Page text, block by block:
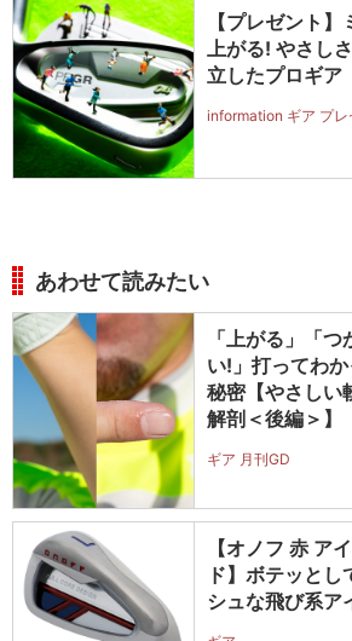
【プレゼント
上がる! やさし
立したプロギア
information ギア プレ
あわせて読みたい
「上がる」「
い!」打ってわ
秘密【やさしい
解剖＜後編＞】
ギア 月刊GD
【オノフ 赤 ア
ド】ボテッとし
シュな飛び系ア